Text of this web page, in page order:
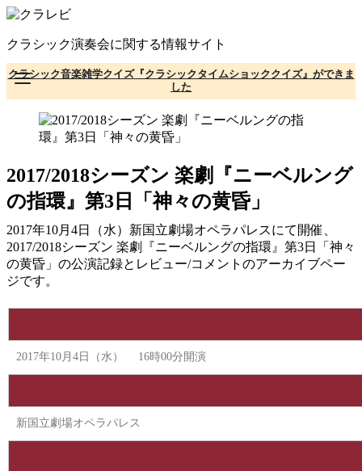
コ
テ
ン
ツ
へ
クラシック演奏会に関する情報サイト
クラシック音楽雑学クイズ『クラシックタイムショッククイズ』ができま
した
2017/2018シーズン 楽劇『ニーベルング
の指環』第3日「神々の黄昏」
2017年10月4日（水）新国立劇場オペラパレスにて開催、
2017/2018シーズン 楽劇『ニーベルングの指環』第3日「神々
の黄昏」の公演記録とレビュー/コメントのアーカイブペー
ジです。
2017年10月4日（水） 16時00分開演
新国立劇場オペラパレス